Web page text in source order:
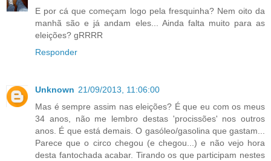
E por cá que começam logo pela fresquinha? Nem oito da
manhã são e já andam eles... Ainda falta muito para as
eleições? gRRRR
Responder
Unknown 21/09/2013, 11:06:00
Mas é sempre assim nas eleições? É que eu com os meus
34 anos, não me lembro destas 'procissões' nos outros
anos. É que está demais. O gasóleo/gasolina que gastam...
Parece que o circo chegou (e chegou...) e não vejo hora
desta fantochada acabar. Tirando os que participam nestes